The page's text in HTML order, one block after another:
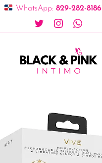
WhatsApp: 829-282-8186